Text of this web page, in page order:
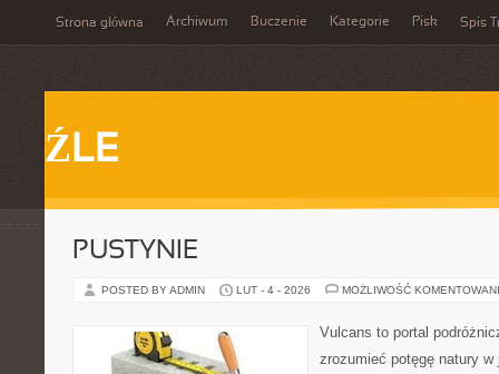
Strona główna Archiwum Buczenie Kategorie Pisk Spis
ŹLE
PUSTYNIE
POSTED BY ADMIN LUT - 4 - 2026 MOŻLIWOŚĆ
Vulcans to portal
zrozumieć potęgę natury w